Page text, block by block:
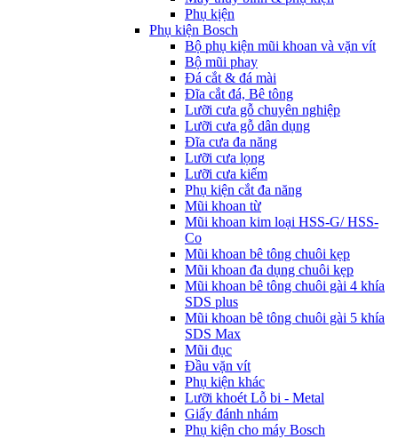
Phụ kịện
Phụ kiện Bosch
Bộ phụ kiện mũi khoan và vặn vít
Bộ mũi phay
Đá cắt & đá mài
Đĩa cắt đá, Bê tông
Lưỡi cưa gỗ chuyên nghiệp
Lưỡi cưa gỗ dân dụng
Đĩa cưa đa năng
Lưỡi cưa lọng
Lưỡi cưa kiếm
Phụ kiện cắt đa năng
Mũi khoan từ
Mũi khoan kim loại HSS-G/ HSS-
Co
Mũi khoan bê tông chuôi kẹp
Mũi khoan đa dụng chuôi kẹp
Mũi khoan bê tông chuôi gài 4 khía
SDS plus
Mũi khoan bê tông chuôi gài 5 khía
SDS Max
Mũi đục
Đầu vặn vít
Phụ kiện khác
Lưỡi khoét Lỗ bi - Metal
Giấy đánh nhám
Phụ kiện cho máy Bosch